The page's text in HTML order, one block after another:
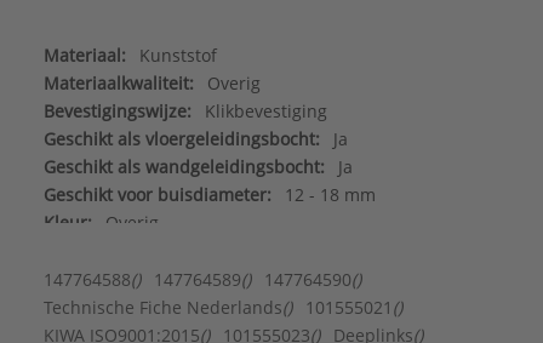
Materiaal:
Kunststof
Materiaalkwaliteit:
Overig
Bevestigingswijze:
Klikbevestiging
Geschikt als vloergeleidingsbocht:
Ja
Geschikt als wandgeleidingsbocht:
Ja
Geschikt voor buisdiameter:
12 - 18 mm
Kleur:
Overig
Met mantelbuisvergrendeling:
Nee
Model: Enkel
Oppervlaktebescherming: Onbehandeld
147764588() 147764589() 147764590()
Technische Fiche Nederlands() 101555021 ()
KIWA ISO9001:2015() 101555023() Deeplinks()